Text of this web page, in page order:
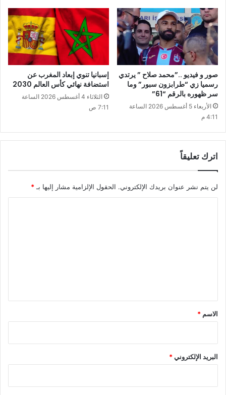
صور و فيديو ..”محمد صلاح ” يرتدي
رسميا زي “طرابزون سبور” وما
سر ظهوره بالرقم “61”
الأربعاء 5 أغسطس 2026 الساعة
4:11 م
إسبانيا تنوي إبعاد المغرب عن
استضافة نهائي كأس العالم 2030
الثلاثاء 4 أغسطس 2026 الساعة
7:11 ص
اترك تعليقاً
لن يتم نشر عنوان بريدك الإلكتروني. الحقول الإلزامية مشار إليها بـ *
*
الاسم *
البريد الإلكتروني*